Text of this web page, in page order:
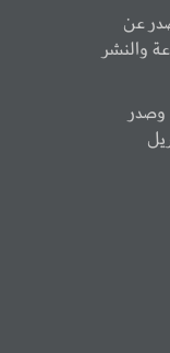
عن
والنشر
وصدر